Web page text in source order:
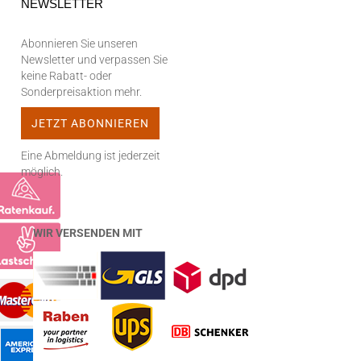
NEWSLETTER
Abonnieren Sie unseren
Newsletter und verpassen Sie
keine Rabatt- oder
Sonderpreisaktion mehr.
Eine Abmeldung ist jederzeit
möglich.
WIR VERSENDEN MIT